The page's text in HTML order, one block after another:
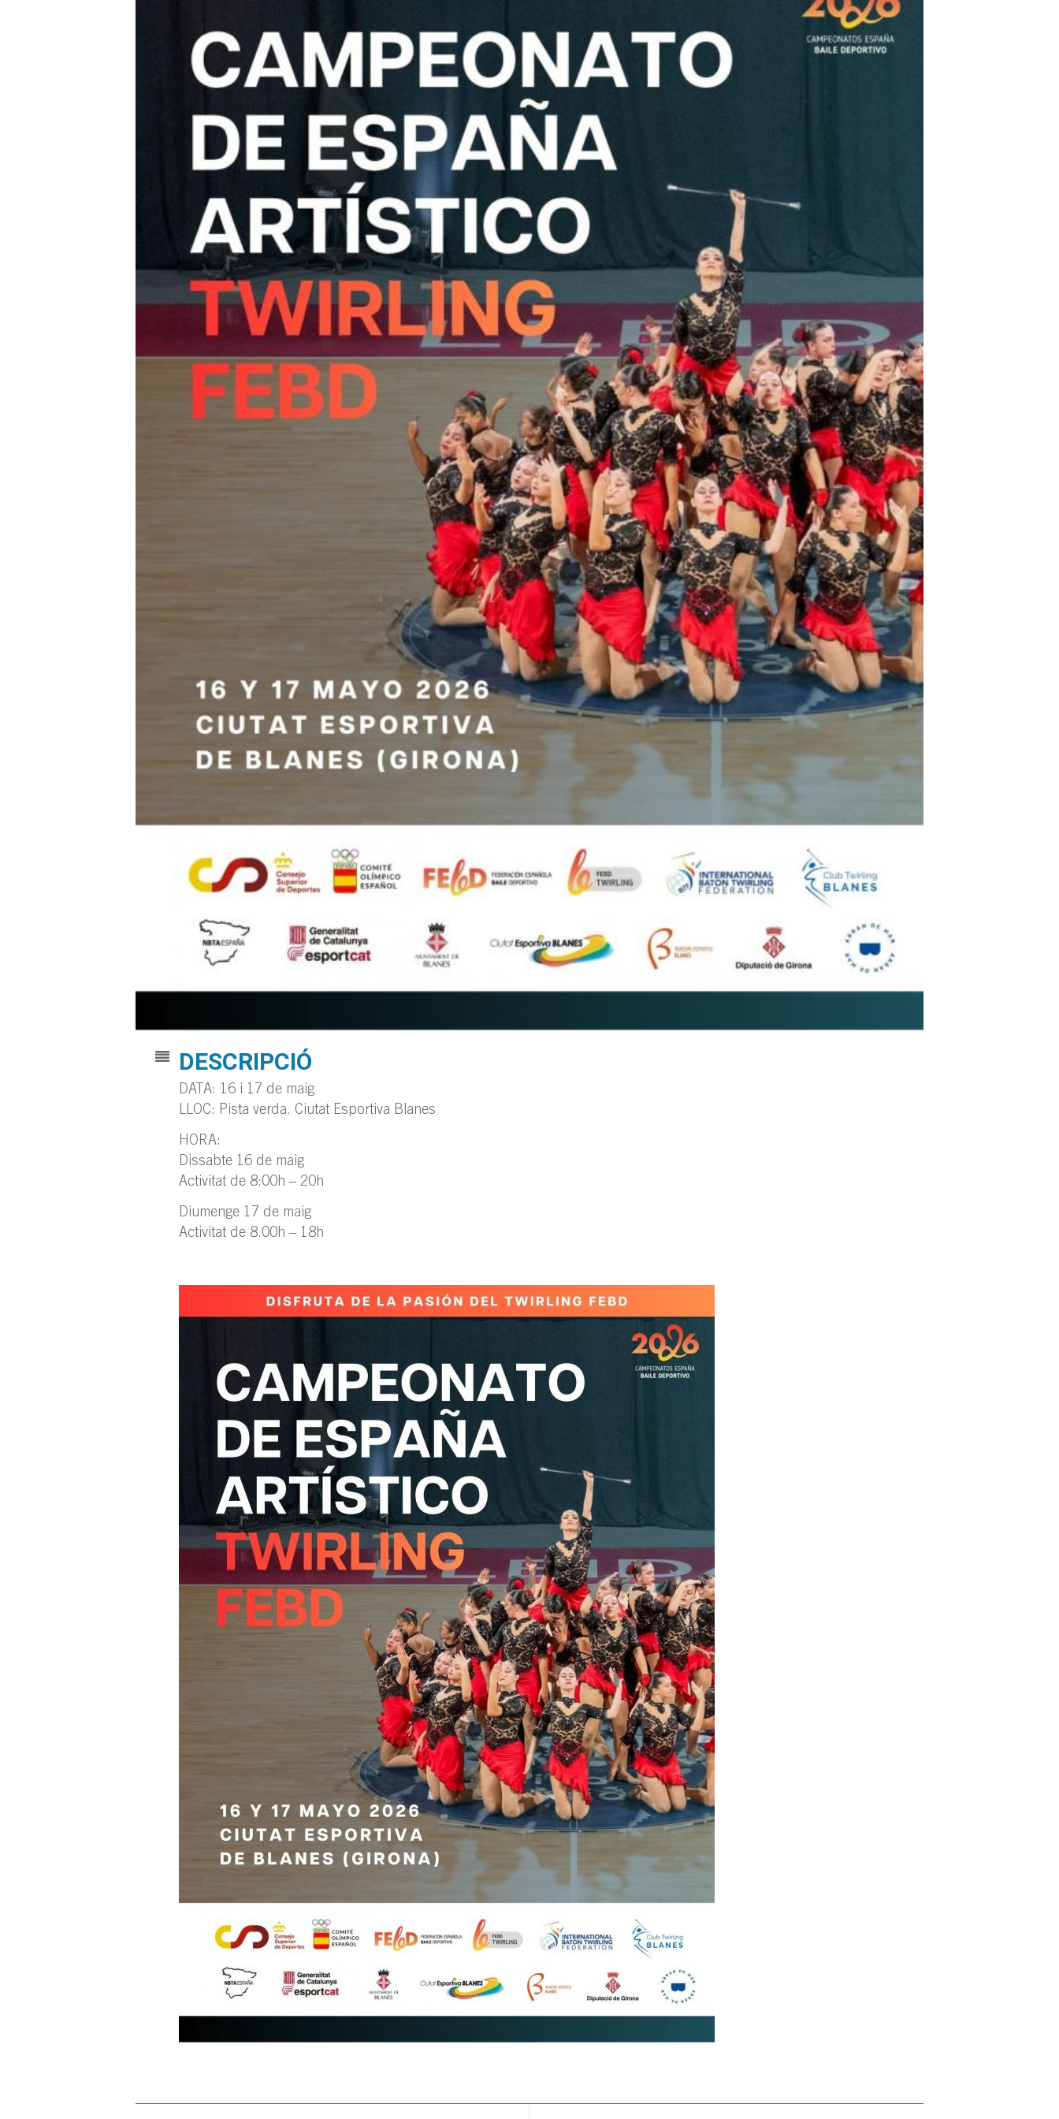
DESCRIPCIÓ
DATA: 16 i 17 de maig
LLOC: Pista verda. Ciutat Esportiva Blanes
HORA:
Dissabte 16 de maig
Activitat de 8:00h – 20h
Diumenge 17 de maig
Activitat de 8.00h – 18h